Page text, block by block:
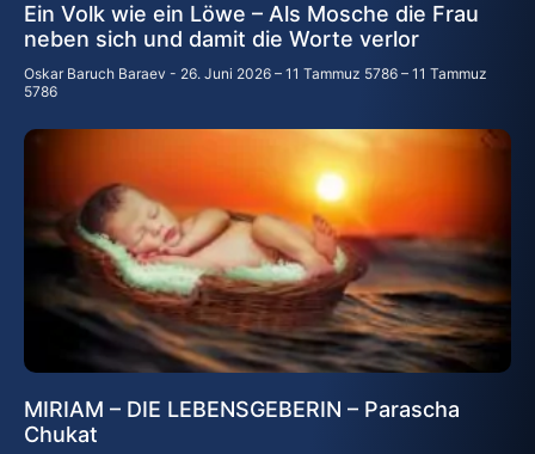
Ein Volk wie ein Löwe – Als Mosche die Frau
neben sich und damit die Worte verlor
Oskar Baruch Baraev
26. Juni 2026 – 11 Tammuz 5786 – 11 Tammuz
5786
MIRIAM – DIE LEBENSGEBERIN – Parascha
Chukat